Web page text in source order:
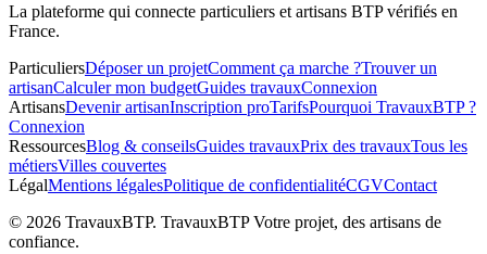
La plateforme qui connecte particuliers et artisans BTP vérifiés en
France.
ParticuliersDéposer un projetComment ça marche ?Trouver un
artisanCalculer mon budgetGuides travauxConnexion
ArtisansDevenir artisanInscription proTarifsPourquoi TravauxBTP ?
Connexion
RessourcesBlog & conseilsGuides travauxPrix des travauxTous les
métiersVilles couvertes
LégalMentions légalesPolitique de confidentialitéCGVContact
© 2026 TravauxBTP. TravauxBTP Votre projet, des artisans de
confiance.